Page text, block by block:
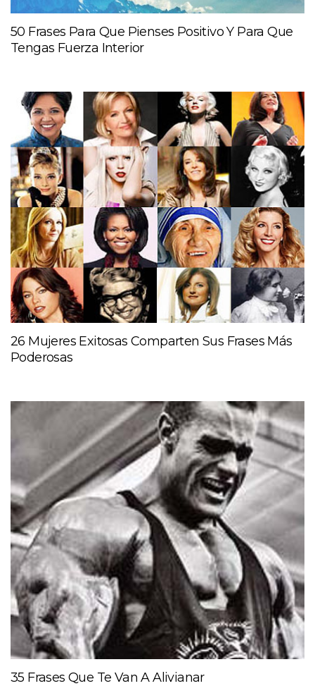
50 Frases Para Que Pienses Positivo Y Para Que
Tengas Fuerza Interior
26 Mujeres Exitosas Comparten Sus Frases Más
Poderosas
35 Frases Que Te Van A Alivianar